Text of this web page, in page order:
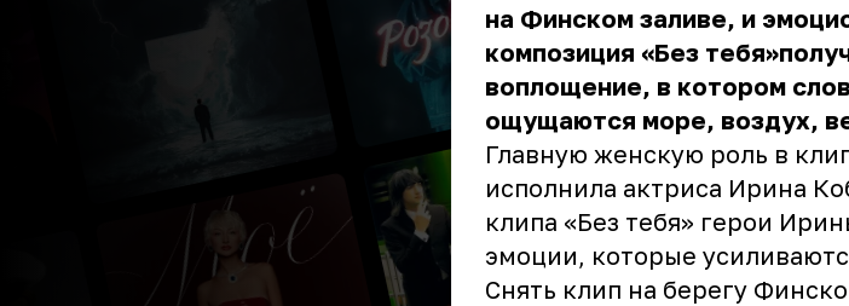
на Финском заливе, и
композиция «Без
воплощение, в котором
ощущаются море, воздух,
Главную женскую роль в
исполнила актриса Ирина
клипа «Без тебя» герои
эмоции, которые
Снять клип на берегу